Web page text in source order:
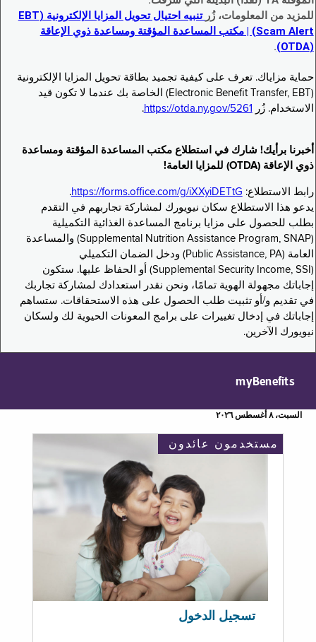
للمزيد من المعلومات، زُر
تنبيه احتيال تحويل المزايا الإلكترونية (EBT
Scam Alert) | مكتب المساعدة المؤقتة ومساعدة ذوي الإعاقة
(OTDA)
.
حماية مزاياك. تعرف على كيفية تجميد بطاقة تحويل المزايا الإلكترونية
(Electronic Benefit Transfer, EBT) الخاصة بك عندما لا تكون قيد
الاستخدام. زُر
https://otda.ny.gov/5261
.
أخبرنا برأيك! شارك في استطلاع مكتب المساعدة المؤقتة ومساعدة
ذوي الإعاقة (OTDA) للمزايا العامة!
رابط الاستطلاع: https://forms.office.com/g/iXXyiDETtG
.
يدعو هذا الاستطلاع سكان نيويورك لمشاركة تجاربهم في التقدم
بطلب للحصول على مزايا برنامج المساعدة الغذائية التكميلية
(Supplemental Nutrition Assistance Program, SNAP) والمساعدة
العامة (Public Assistance, PA) ودخل الضمان التكميلي
(Supplemental Security Income, SSI) أو الحفاظ عليها. ستكون
إجاباتك مجهولة الهوية تمامًا، ونحن نقدر استعدادك لمشاركة تجاربك
في تقديم و/أو تثبيت طلب الحصول على هذه الاستحقاقات. ستساهم
إجاباتك في إدخال تغييرات على برامج المعونات الحيوية لك ولسكان
نيويورك الآخرين.
myBenefits
السبت، ٨ أغسطس ٢٠٢٦
مستخدمون عائدون
تسجيل الدخول